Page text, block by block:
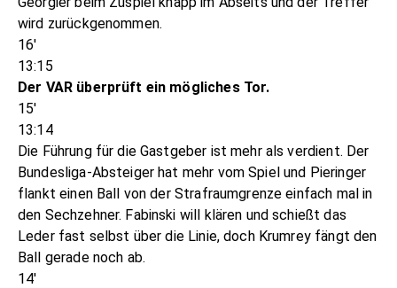
wird zurückgenommen.
16'
13:15
Der VAR überprüft ein mögliches Tor.
15'
13:14
Die Führung für die Gastgeber ist mehr als verdient. Der
Bundesliga-Absteiger hat mehr vom Spiel und Pieringer
flankt einen Ball von der Strafraumgrenze einfach mal in
den Sechzehner. Fabinski will klären und schießt das
Leder fast selbst über die Linie, doch Krumrey fängt den
Ball gerade noch ab.
14'